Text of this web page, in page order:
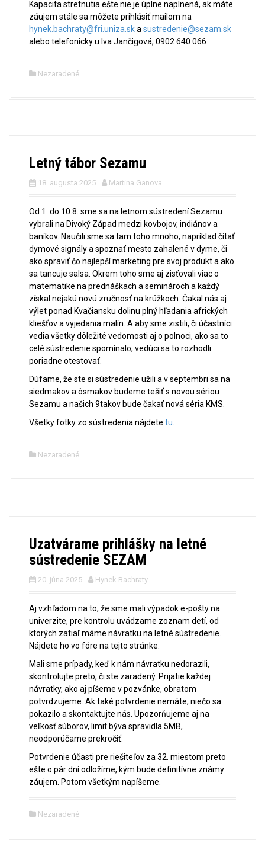
Kapacita stretnutia ešte nie je úplne naplnená, ak máte
záujem stále sa môžete prihlásiť mailom na
hynek.bachraty@fri.uniza.ska sustredenie@sezam.sk
alebo telefonicky u Iva Jančigová, 0902 640 066
Nezaradené
Letný tábor Sezamu
18. augusta 2025 Martina Ganova
Od 1. do 10.8. sme sa na letnom sústredení Sezamu
vybrali na Divoký Západ medzi kovbojov, indiánov a
baníkov. Naučili sme sa tam toho mnoho, napríklad čítať
dymové signály a spoznať mesto zahalené v dyme, či
ako spraviť čo najlepší marketing pre svoj produkt a ako
sa tancuje salsa. Okrem toho sme aj zisťovali viac o
matematike na prednáškach a seminároch a každý
získal nejakú novú zručnosť na krúžkoch. Čakal nás aj
výlet ponad Kvačiansku dolinu plný hľadania afrických
kliešťov a vyjedania malín. A aby sme zistili, či účastníci
vedia všetky dôležité vedomosti aj o polnoci, ako sa to
celé sústredenie spomínalo, vedúci sa to rozhodli
poriadne otestovať.
Dúfame, že ste si sústredenie užili a v septembri sa na
siedmakov a ôsmakov budeme tešiť s novou sériou
Sezamu a našich 9takov bude čakať nová séria KMS.
Všetky fotky zo sústredenia nájdete tu
Nezaradené
Uzatvárame prihlášky na letné
sústredenie SEZAM
20. júna 2025 Hynek Bachraty
Aj vzhľadom na to, že sme mali výpadok e-pošty na
univerzite, pre kontrolu uvádzame zoznam detí, od
ktorých zatiaľ máme návratku na letné sústredenie.
Nájdete ho vo fóre na tejto stránke.
Mali sme prípady, keď k nám návratku nedorazili,
skontrolujte preto, či ste zaradený. Prijatie každej
návratky, ako aj píšeme v pozvánke, obratom
potvrdzujeme. Ak také potvrdenie nemáte, niečo sa
pokazilo a skontaktujte nás. Upozorňujeme aj na
veľkosť súborov, limit býva spravidla 5MB,
neodporúčame prekročiť.
Potvrdenie účasti pre riešiteľov za 32. miestom preto
ešte o pár dní odložíme, kým bude definitívne známy
záujem. Potom všetkým napíšeme.
Nezaradené